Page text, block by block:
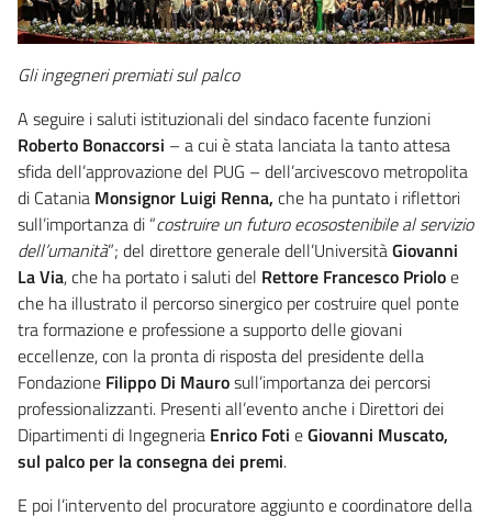
Gli ingegneri premiati sul palco
A seguire i saluti istituzionali del sindaco facente funzioni
Roberto Bonaccorsi – a cui è stata lanciata la tanto attesa
sfida dell’approvazione del PUG – dell’arcivescovo metropolita
di Catania Monsignor Luigi Renna, che ha puntato i riflettori
sull’importanza di “costruire un futuro ecosostenibile al servizio
dell’umanità”; del direttore generale dell’UniversitàGiovanni
La Via, che ha portato i saluti del Rettore Francesco Prioloe
che ha illustrato il percorso sinergico per costruire quel ponte
tra formazione e professione a supporto delle giovani
eccellenze, con la pronta di risposta del presidente della
Fondazione Filippo Di Maurosull’importanza dei percorsi
professionalizzanti. Presenti all’evento anche i Direttori dei
Dipartimenti di Ingegneria Enrico Foti eGiovanni Muscato,
sul palco per la consegna dei premi.
E poi l’intervento del procuratore aggiunto e coordinatore della